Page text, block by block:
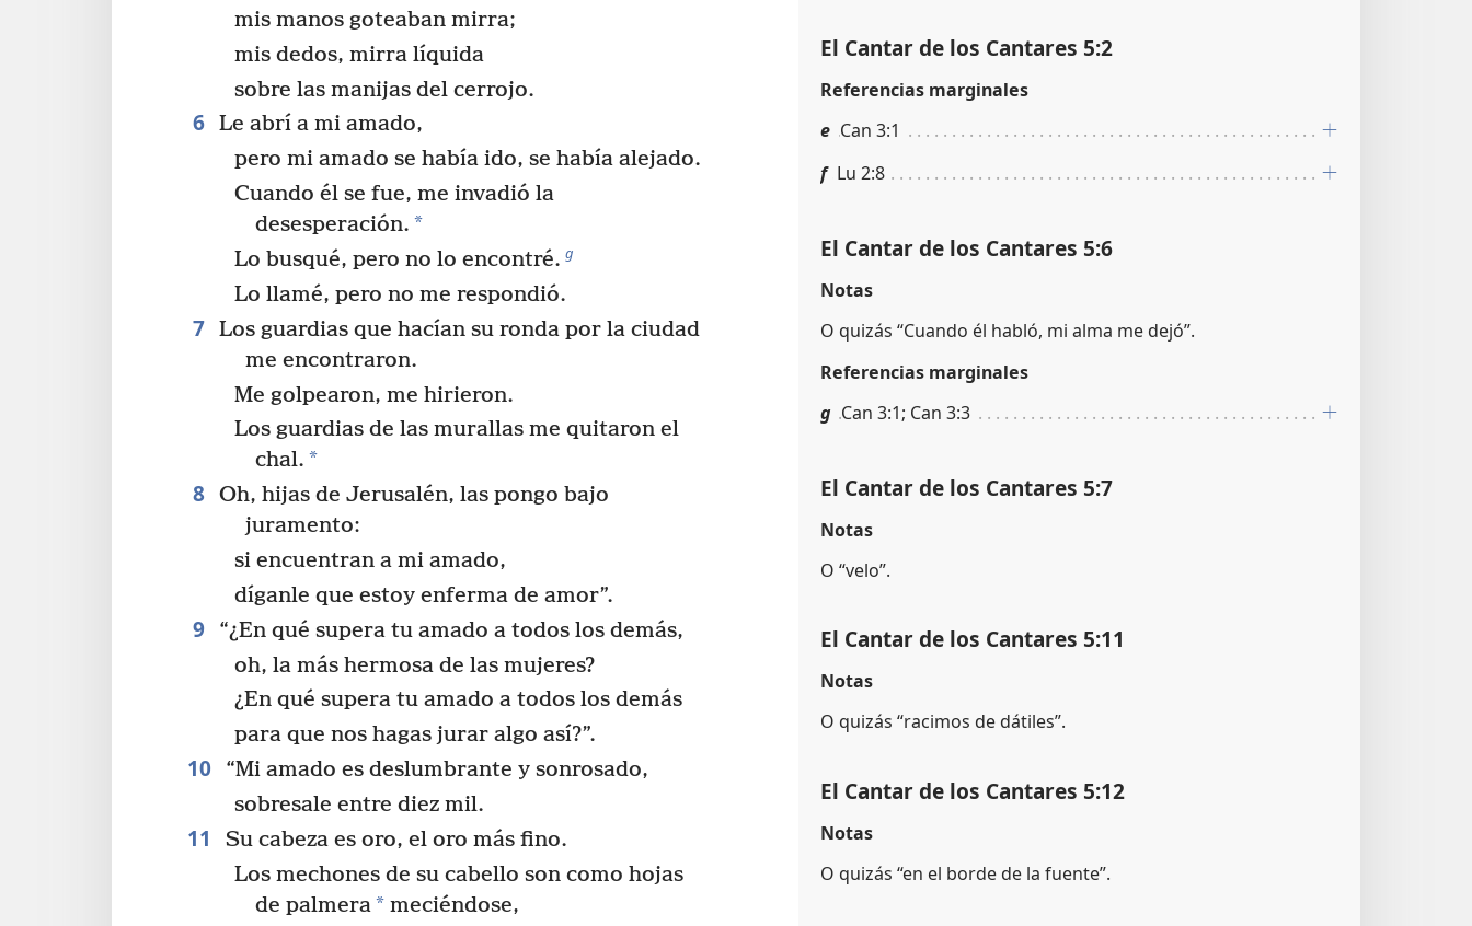
mis manos goteaban mirra;
mis dedos, mirra líquida
sobre las manijas del cerrojo.
6 Le abrí a mi amado,
pero mi amado se había ido, se había alejado.
Cuando él se fue, me invadió la
desesperación. *
Lo busqué, pero no lo encontré. g
Lo llamé, pero no me respondió.
7 Los guardias que hacían su ronda por la ciudad
me encontraron.
Me golpearon, me hirieron.
Los guardias de las murallas me quitaron el
chal. *
8 Oh, hijas de Jerusalén, las pongo bajo
juramento:
si encuentran a mi amado,
díganle que estoy enferma de amor”.
9
“¿En qué supera tu amado a todos los demás,
oh, la más hermosa de las mujeres?
¿En qué supera tu amado a todos los demás
para que nos hagas jurar algo así?”.
10
“Mi amado es deslumbrante y sonrosado,
sobresale entre diez mil.
11
Su cabeza es oro, el oro más fino.
Los mechones de su cabello son como hojas
de palmera* meciéndose,
El Cantar de los Cantares 5:2
Referencias marginales
e Can 3:1
f Lu 2:8
El Cantar de los Cantares 5:6
Notas
O quizás “Cuando él habló, mi alma me dejó”.
Referencias marginales
g Can 3:1; Can 3:3
El Cantar de los Cantares 5:7
Notas
O “velo”.
El Cantar de los Cantares 5:11
Notas
O quizás “racimos de dátiles”.
El Cantar de los Cantares 5:12
Notas
O quizás “en el borde de la fuente”.